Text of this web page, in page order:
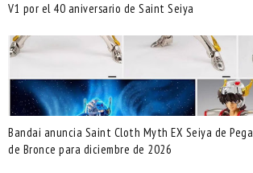
V1 por el 40 aniversario de Saint Seiya
Bandai anuncia Saint Cloth Myth EX Seiya de
de Bronce para diciembre de 2026